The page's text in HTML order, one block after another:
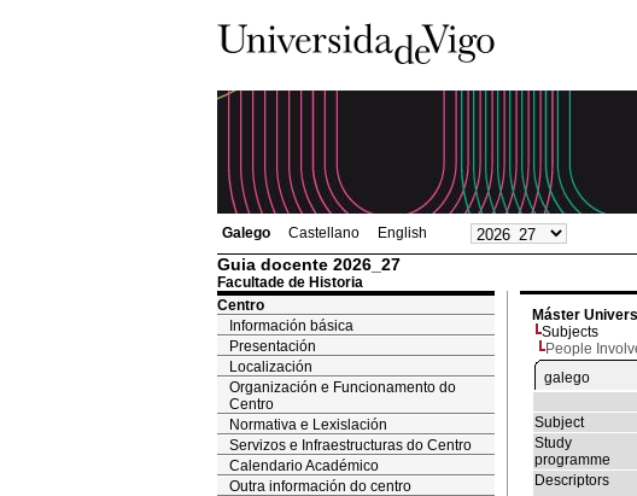
Galego Castellano English
Guia docente 2026_27
Facultade de Historia
Centro
Información básica
Presentación
Localización
Organización e Funcionamento do
Centro
Normativa e Lexislación
Servizos e Infraestructuras do Centro
Calendario Académico
Outra información do centro
Máster
Subjects
People
galego
Subject
Study
programme
Descriptors